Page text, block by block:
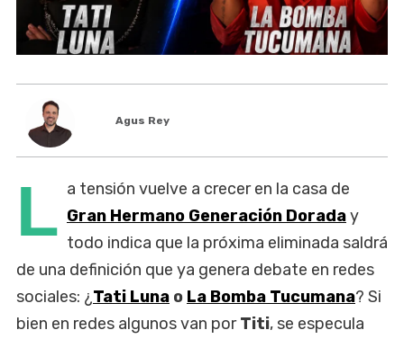
Agus Rey
L a tensión vuelve a crecer en la casa de
Gran Hermano Generación Doraday
todo indica que la próxima eliminada saldrá
de una definición que ya genera debate en redes
sociales: ¿Tati Luna o La Bomba Tucumana? Si
bien en redes algunos van porTiti, se especula